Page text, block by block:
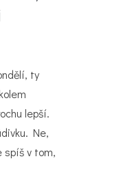
ty
lepší.
Ne,
spíš v tom,